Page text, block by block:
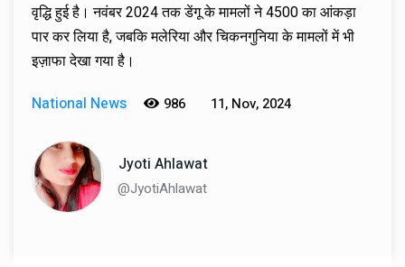
वृद्धि हुई है। नवंबर 2024 तक डेंगू के मामलों ने 4500 का आंकड़ा
पार कर लिया है, जबकि मलेरिया और चिकनगुनिया के मामलों में भी
इज़ाफा देखा गया है।
National News
986 11, Nov, 2024
Jyoti Ahlawat
@JyotiAhlawat